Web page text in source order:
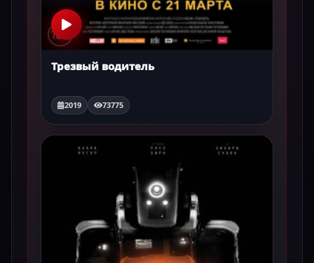
Трезвый водитель
2019 73775